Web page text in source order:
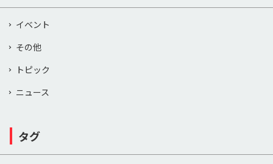
イベント
その他
トピック
ニュース
タグ